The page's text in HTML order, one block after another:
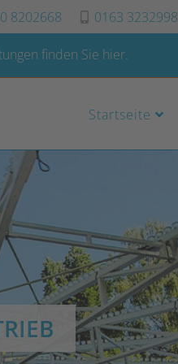
8202668 0163 3232998
finden Sie hier.
Startseite